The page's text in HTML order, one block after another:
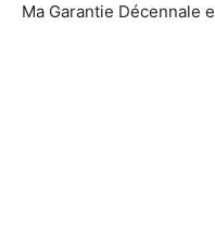
Ma Garantie Décennale